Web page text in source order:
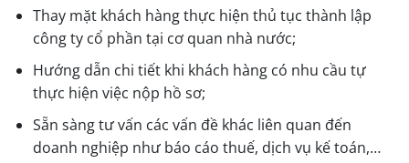
Thay mặt khách hàng thực hiện thủ tục thành lập
công ty cổ phần tại cơ quan nhà nước;
Hướng dẫn chi tiết khi khách hàng có nhu cầu tự
thực hiện việc nộp hồ sơ;
Sẵn sàng tư vấn các vấn đề khác liên quan đến
doanh nghiệp như báo cáo thuế, dịch vụ kế toán,…